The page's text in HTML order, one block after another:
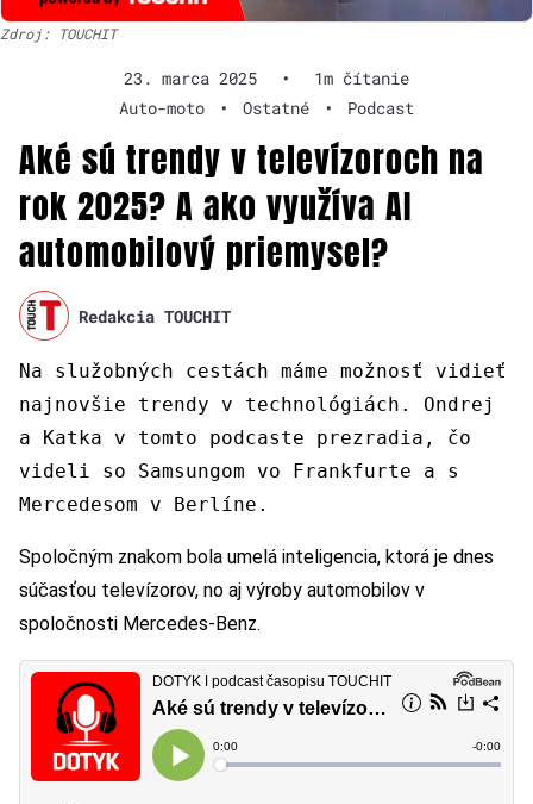
Zdroj: TOUCHIT
23. marca 2025 •
1m čítanie
Auto-moto
• Ostatné • Podcast
Aké sú trendy v televízoroch na
rok 2025? A ako využíva AI
automobilový priemysel?
Redakcia TOUCHIT
Na služobných cestách máme možnosť vidieť
najnovšie trendy v technológiách. Ondrej
a Katka v tomto podcaste prezradia, čo
videli so Samsungom vo Frankfurte a s
Mercedesom v Berlíne.
Spoločným znakom bola umelá inteligencia, ktorá je dnes
súčasťou televízorov, no aj výroby automobilov v
spoločnosti Mercedes-Benz.